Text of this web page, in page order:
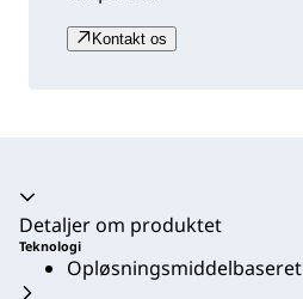
Kontakt os
Harmonika kollapset
Detaljer om produktet
Teknologi
Opløsningsmiddelbaseret